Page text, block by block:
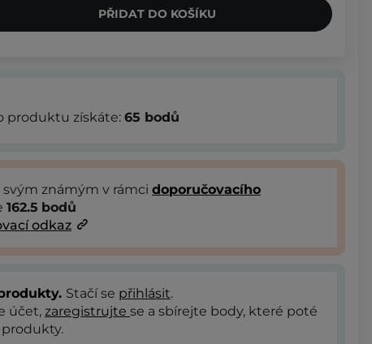
PŘIDAT DO KOŠÍKU
produktu získáte: 65 bodů
známým v rámci doporučovacího
162.5 bodů
odkaz
Stačí se přihlásit.
účet, zaregistrujte se a sbírejte body, které poté